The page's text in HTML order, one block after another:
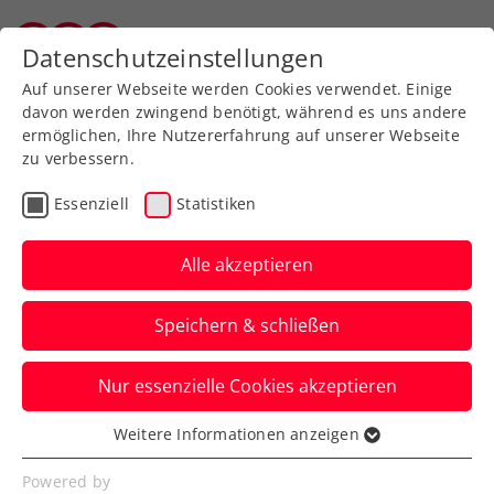
Turniere
US Open: Schwärzler
betritt im Doppel
Jugend-Grand-Slam-
Neuland
Der ÖTV-Youngster steht erstmals bei
einem der Top-Jugendturniere im
Viertelfinale des Doppelbewerbs.
Datenschutzeinstellungen
Auf unserer Webseite werden Cookies verwendet. Einige
davon werden zwingend benötigt, während es uns andere
ermöglichen, Ihre Nutzererfahrung auf unserer Webseite
zu verbessern.
Essenziell Statistiken
Alle akzeptieren
Speichern & schließen
Nur essenzielle Cookies akzeptieren
Essenziell
Essenzielle Cookies werden für grundlegende
Weitere Informationen anzeigen
Powered by